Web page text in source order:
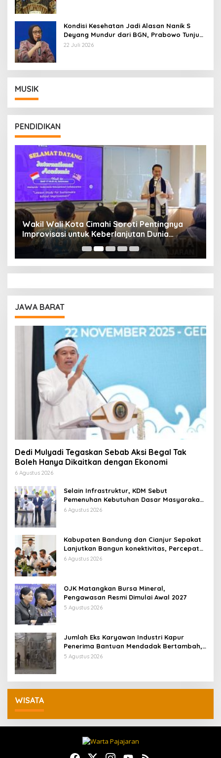
Kondisi Kesehatan Jadi Alasan Nanik S
Deyang Mundur dari BGN, Prabowo Tunjuk
Wamentan Sudaryono
22 Juli 2026
MUSIK
PENDIDIKAN
Wakil Wali Kota Cimahi Soroti Pentingnya
Improvisasi untuk Keberlanjutan Dunia
Pendidikan
JAWA BARAT
Dedi Mulyadi Tegaskan Sebab Aksi Begal Tak
Boleh Hanya Dikaitkan dengan Ekonomi
6 Agustus 2026
Selain Infrastruktur, KDM Sebut
Pemenuhan Kebutuhan Dasar Masyarakat
Jadi Fokus APBD Jabar 2027
6 Agustus 2026
Kabupaten Bandung dan Cianjur Sepakat
Lanjutkan Bangun konektivitas, Percepat
Pertumbuhan Ekonomi Daerah
6 Agustus 2026
OJK Matangkan Bursa Mineral,
Pengawasan Resmi Dimulai Awal 2027
5 Agustus 2026
Jumlah Eks Karyawan Industri Kapur
Penerima Bantuan Mendadak Bertambah,
KDM: Kita Identifikasi
5 Agustus 2026
WISATA